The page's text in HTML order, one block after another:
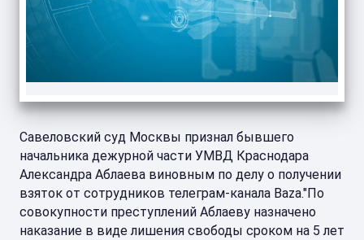
Савеловский суд Москвы признал бывшего
начальника дежурной части УМВД Краснодара
Александра Аблаева виновным по делу о получении
взяток от сотрудников телеграм-канала Baza."По
совокупности преступлений Аблаеву назначено
наказание в виде лишения свободы сроком на 5 лет